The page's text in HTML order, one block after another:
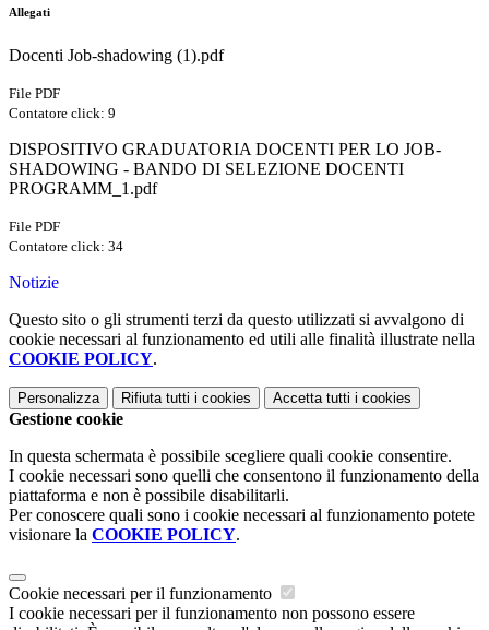
Allegati
Docenti Job-shadowing (1).pdf
File PDF
Contatore click: 9
DISPOSITIVO GRADUATORIA DOCENTI PER LO JOB-
SHADOWING - BANDO DI SELEZIONE DOCENTI
PROGRAMM_1.pdf
File PDF
Contatore click: 34
Notizie
Questo sito o gli strumenti terzi da questo utilizzati si avvalgono di
cookie necessari al funzionamento ed utili alle finalità illustrate nella
COOKIE POLICY.
Personalizza Rifiuta tutti i cookies Accetta tutti i cookies
Gestione cookie
In questa schermata è possibile scegliere quali cookie consentire.
I cookie necessari sono quelli che consentono il funzionamento della
piattaforma e non è possibile disabilitarli.
Per conoscere quali sono i cookie necessari al funzionamento potete
visionare la COOKIE POLICY.
Cookie necessari per il funzionamento
I cookie necessari per il funzionamento non possono essere